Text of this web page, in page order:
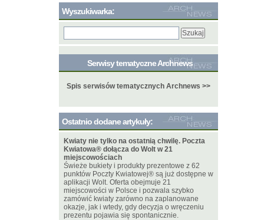
Wyszukiwarka:
Serwisy tematyczne Archnews
Spis serwisów tematycznych Archnews >>
Ostatnio dodane artykuły:
Kwiaty nie tylko na ostatnią chwilę. Poczta
Kwiatowa® dołącza do Wolt w 21
miejscowościach
Świeże bukiety i produkty prezentowe z 62
punktów Poczty Kwiatowej® są już dostępne w
aplikacji Wolt. Oferta obejmuje 21
miejscowości w Polsce i pozwala szybko
zamówić kwiaty zarówno na zaplanowane
okazje, jak i wtedy, gdy decyzja o wręczeniu
prezentu pojawia się spontanicznie.